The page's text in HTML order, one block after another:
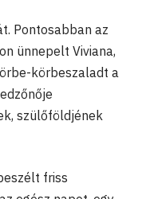
Pontosabban az
ünnepelt Viviana,
körbeszaladt a
szülőföldjének
friss